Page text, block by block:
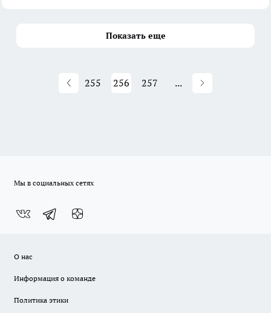
Показать еще
255 256 257 ...
Мы в социальных сетях
О нас
Информация о команде
Политика этики